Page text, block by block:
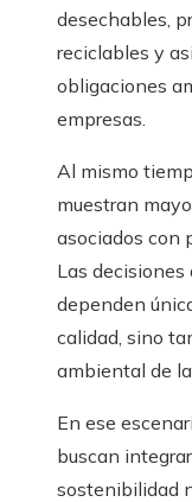
desechables,
reciclables y
obligaciones
empresas.
Al mismo
muestran
asociados con
Las decisiones
dependen
calidad, sino
ambiental de
En ese
buscan
sostenibilidad